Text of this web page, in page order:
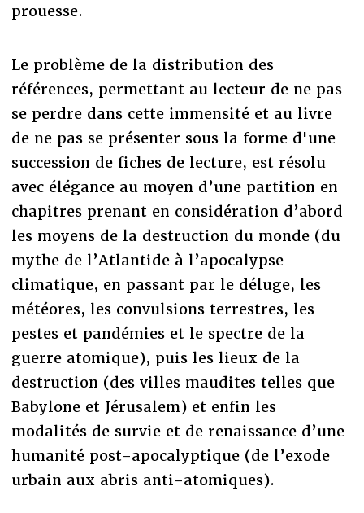
prouesse.
Le problème de la distribution des
références, permettant au lecteur de ne pas
se perdre dans cette immensité et au livre
de ne pas se présenter sous la forme d'une
succession de fiches de lecture, est résolu
avec élégance au moyen d’une partition en
chapitres prenant en considération d’abord
les moyens de la destruction du monde (du
mythe de l’Atlantide à l’apocalypse
climatique, en passant par le déluge, les
météores, les convulsions terrestres, les
pestes et pandémies et le spectre de la
guerre atomique), puis les lieux de la
destruction (des villes maudites telles que
Babylone et Jérusalem) et enfin les
modalités de survie et de renaissance d’une
humanité post-apocalyptique (de l’exode
urbain aux abris anti-atomiques).